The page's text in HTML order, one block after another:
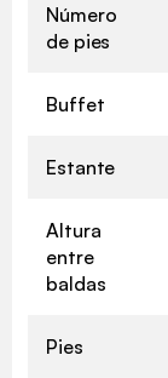
Número
de pies
Buffet
Estante
Altura
entre
baldas
Pies